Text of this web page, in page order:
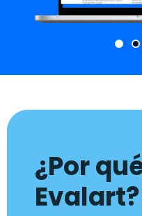
¿Por
Evalart?